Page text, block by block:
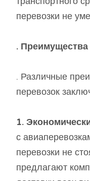
перевозки не
. Преимущества
. Различные
перевозок
1.
с
перевозки не
предлагают